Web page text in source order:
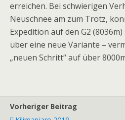
erreichen. Bei schwierigen
Neuschnee am zum Trotz,
Expedition auf den G2
über eine neue Variante –
„neuen Schritt“ auf über
Vorheriger Beitrag